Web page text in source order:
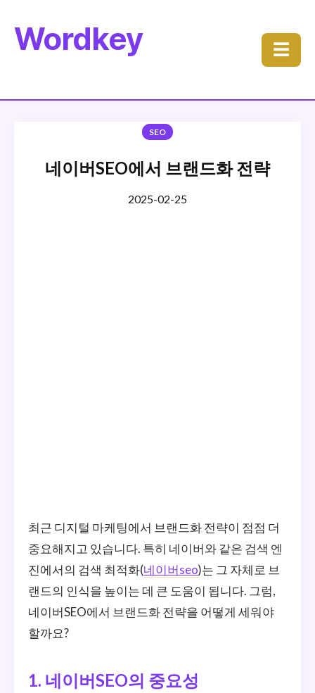
Wordkey ☰
SEO
네이버SEO에서 브랜드화 전략
2025-02-25
최근 디지털 마케팅에서 브랜드화 전략이 점점 더
중요해지고 있습니다. 특히 네이버와 같은 검색 엔
진에서의 검색 최적화(네이버seo)는 그 자체로 브
랜드의 인식을 높이는 데 큰 도움이 됩니다. 그럼,
네이버SEO에서 브랜드화 전략을 어떻게 세워야
할까요?
1. 네이버SEO의 중요성